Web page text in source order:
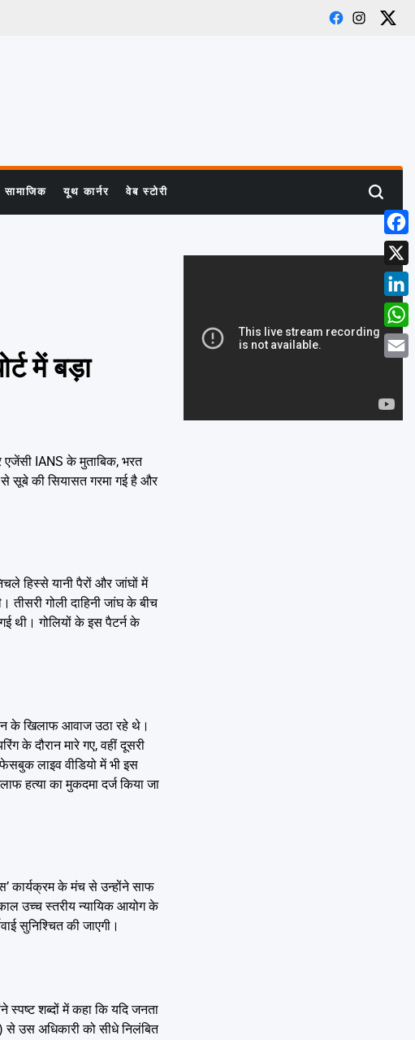
FacebookX
सामाजिक यूथ कार्नर वेब स्टोरी Search
में बड़ा
एजेंसी IANS के मुताबिक, भरत
से सूबे की सियासत गरमा गई है और
हिस्से यानी पैरों और जांघों में
गोली दाहिनी जांघ के बीच
थी। गोलियों के इस पैटर्न के
के खिलाफ आवाज उठा रहे थे।
के दौरान मारे गए, वहीं दूसरी
लाइव वीडियो में भी इस
हत्या का मुकदमा दर्ज किया जा
कार्यक्रम के मंच से उन्होंने साफ
उच्च स्तरीय न्यायिक आयोग के
सुनिश्चित की जाएगी।
स्पष्ट शब्दों में कहा कि यदि जनता
से उस अधिकारी को सीधे निलंबित
X